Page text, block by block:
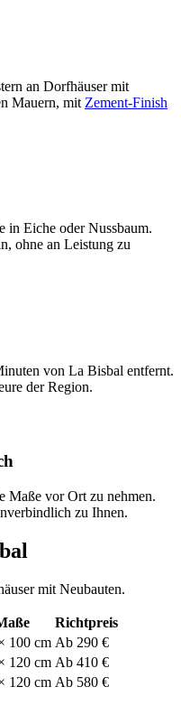
an Dorfhäuser mit
Mauern, mit Zement-Finish
Eiche oder Nussbaum.
ohne an Leistung zu
von La Bisbal entfernt.
der Region.
Maße vor Ort zu nehmen.
zu Ihnen.
mit Neubauten.
Richtpreis
100 cm Ab 290 €
120 cm Ab 410 €
120 cm Ab 580 €